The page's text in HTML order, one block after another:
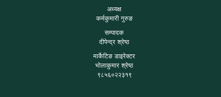
अध्यक्ष
कर्मकुमारी गुरुङ
सम्पादक
दीपेन्द्र श्रेष्ठ
मार्केटिङ डाइरेक्टर
भोलाकुमार श्रेष्ठ
९८५६०२२३१९